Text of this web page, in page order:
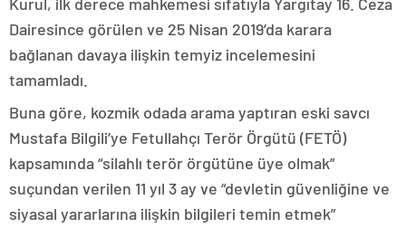
Dairesince görülen ve 25 Nisan 2019’da karara
bağlanan davaya ilişkin temyiz incelemesini
tamamladı.
Buna göre, kozmik odada arama yaptıran eski savcı
Mustafa Bilgili’ye Fetullahçı Terör Örgütü (FETÖ)
kapsamında “silahlı terör örgütüne üye olmak”
suçundan verilen 11 yıl 3 ay ve “devletin güvenliğine ve
siyasal yararlarına ilişkin bilgileri temin etmek”